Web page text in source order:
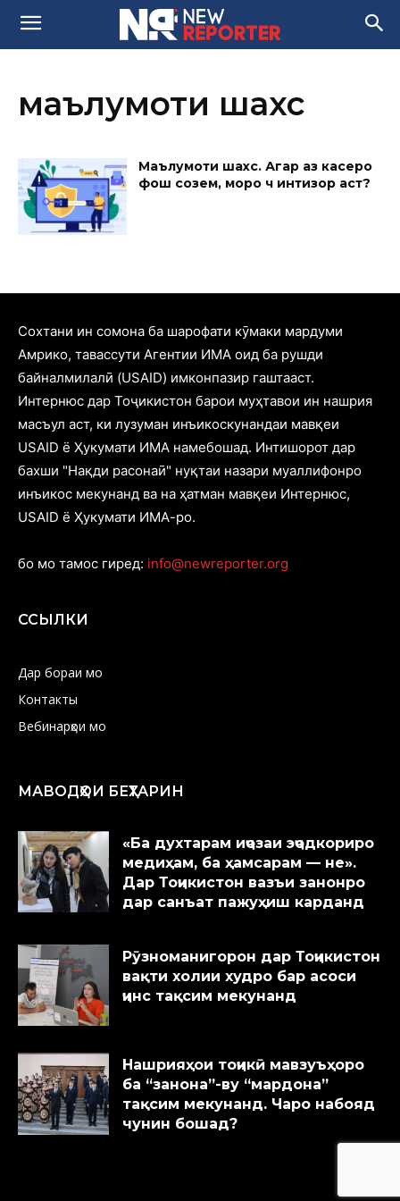
маълумоти шахсӣ
Маълумоти шахсӣ. Агар аз касеро
фош созем, моро чӣ интизор аст?
Cохтани ин сомона ба шарофати кӯмаки мардуми
Амрико, тавассути Агентии ИМА оид ба рушди
байналмилалӣ (USAID) имконпазир гаштааст.
Интернюс дар Тоҷикистон барои муҳтавои ин нашрия
масъул аст, ки лузуман инъикоскунандаи мавқеи
USAID ё Ҳукумати ИМА намебошад. Интишорот дар
бахши "Нақди расонаӣ" нуқтаи назари муаллифонро
инъикос мекунанд ва на ҳатман мавқеи Интернюс,
USAID ё Ҳукумати ИМА-ро.
бо мо тамос гиред: info@newreporter.org
ССЫЛКИ
Дар бораи мо
Контакты
Вебинарҳои мо
МАВОДҲОИ БЕҲТАРИН
«Ба духтарам иҷозаи эҷодкориро
медиҳам, ба ҳамсарам — не».
Дар Тоҷикистон вазъи занонро
дар санъат пажуҳиш карданд
Рӯзноманигорон дар Тоҷикистон
вақти холии худро бар асоси
ҷинс тақсим мекунанд
Нашрияҳои тоҷикӣ мавзуъҳоро
ба “занона”-ву “мардона”
тақсим мекунанд. Чаро набояд
чунин бошад?